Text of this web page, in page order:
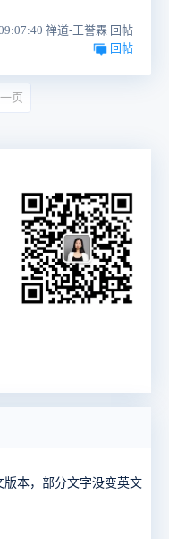
禅道-王誉霖 回帖
回帖
页
版本，部分文字没变英文